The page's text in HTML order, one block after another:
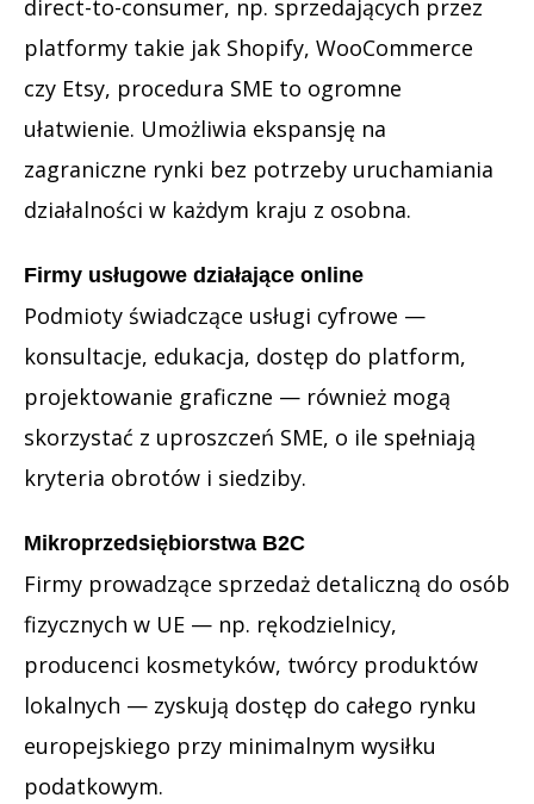
direct-to-consumer, np. sprzedających przez
platformy takie jak Shopify, WooCommerce
czy Etsy, procedura SME to ogromne
ułatwienie. Umożliwia ekspansję na
zagraniczne rynki bez potrzeby uruchamiania
działalności w każdym kraju z osobna.
Firmy usługowe działające online
Podmioty świadczące usługi cyfrowe —
konsultacje, edukacja, dostęp do platform,
projektowanie graficzne — również mogą
skorzystać z uproszczeń SME, o ile spełniają
kryteria obrotów i siedziby.
Mikroprzedsiębiorstwa B2C
Firmy prowadzące sprzedaż detaliczną do osób
fizycznych w UE — np. rękodzielnicy,
producenci kosmetyków, twórcy produktów
lokalnych — zyskują dostęp do całego rynku
europejskiego przy minimalnym wysiłku
podatkowym.